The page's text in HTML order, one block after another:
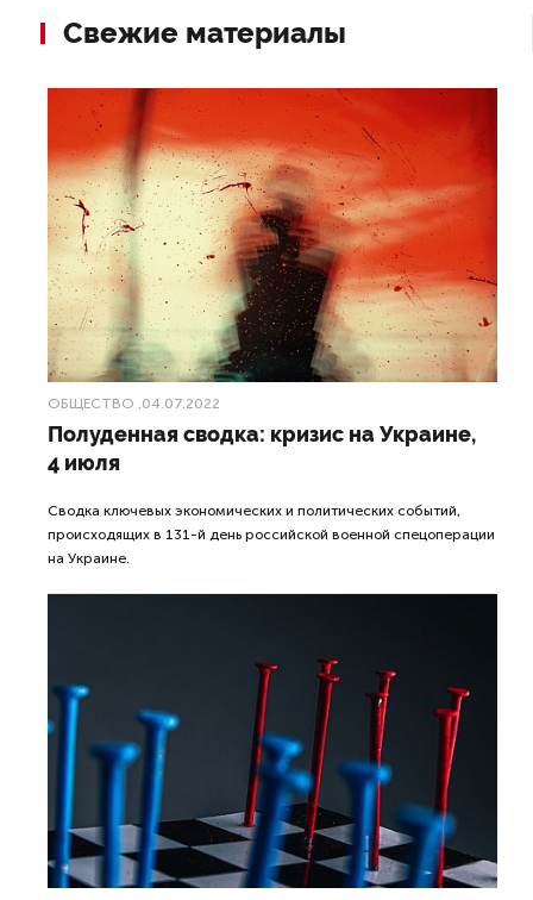
Свежие материалы
ОБЩЕСТВО ,04.07.2022
Полуденная сводка: кризис на Украине,
4 июля
Сводка ключевых экономических и политических событий,
происходящих в 131-й день российской военной спецоперации
на Украине.